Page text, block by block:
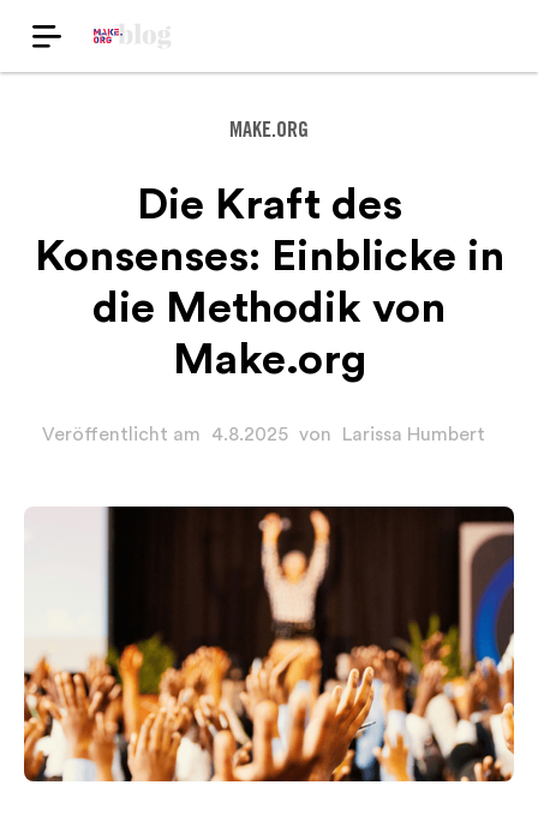
MAKE.ORG
Die Kraft des
Konsenses: Einblicke in
die Methodik von
Make.org
Veröffentlicht am 4.8.2025 von Larissa Humbert